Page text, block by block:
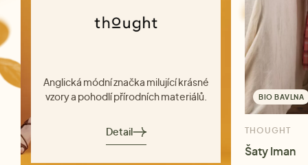
Anglická módní značka milující krásné
vzory a pohodlí přírodních materiálů.
Detail
BIO BAVLNA
THOUGHT
Šaty Iman